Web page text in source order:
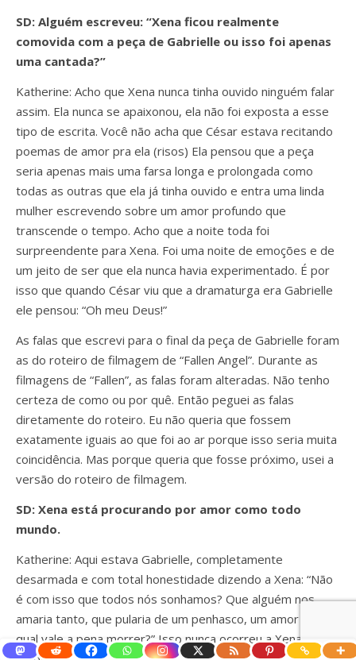
SD: Alguém escreveu: “Xena ficou realmente
comovida com a peça de Gabrielle ou isso foi apenas
uma cantada?”
Katherine: Acho que Xena nunca tinha ouvido ninguém falar
assim. Ela nunca se apaixonou, ela não foi exposta a esse
tipo de escrita. Você não acha que César estava recitando
poemas de amor pra ela (risos) Ela pensou que a peça
seria apenas mais uma farsa longa e prolongada como
todas as outras que ela já tinha ouvido e entra uma linda
mulher escrevendo sobre um amor profundo que
transcende o tempo. Acho que a noite toda foi
surpreendente para Xena. Foi uma noite de emoções e de
um jeito de ser que ela nunca havia experimentado. É por
isso que quando César viu que a dramaturga era Gabrielle
ele pensou: “Oh meu Deus!”
As falas que escrevi para o final da peça de Gabrielle foram
as do roteiro de filmagem de “Fallen Angel”. Durante as
filmagens de “Fallen”, as falas foram alteradas. Não tenho
certeza de como ou por quê. Então peguei as falas
diretamente do roteiro. Eu não queria que fossem
exatamente iguais ao que foi ao ar porque isso seria muita
coincidência. Mas porque queria que fosse próximo, usei a
versão do roteiro de filmagem.
SD: Xena está procurando por amor como todo
mundo.
Katherine: Aqui estava Gabrielle, completamente
desarmada e com total honestidade dizendo a Xena: “Não
é com isso que todos nós sonhamos? Que alguém nos
amaria tanto, que pularia de um penhasco, um amor pelo
qual vale a pena morrer?” Isso nunca ocorreu a Xena.